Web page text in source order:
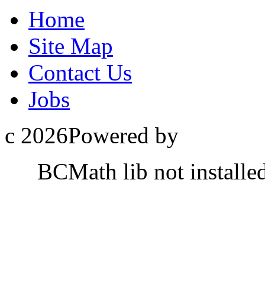
Home
Site Map
Contact Us
Jobs
c 2026Powered by
BCMath lib not